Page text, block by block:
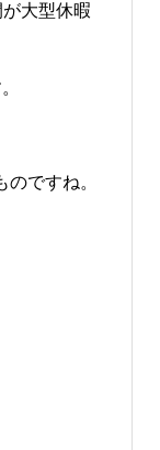
大型休暇
ですね。